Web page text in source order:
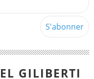
GILIBERTI